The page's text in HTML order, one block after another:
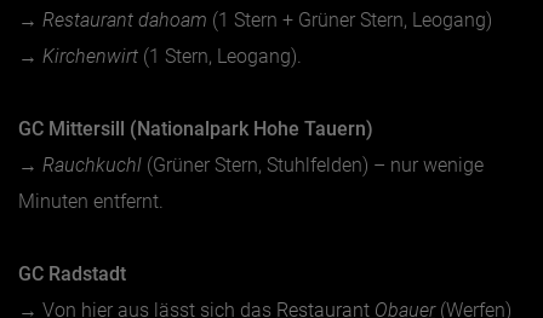
→ Restaurant dahoam (1 Stern + Grüner Stern, Leogang)
→ Kirchenwirt (1 Stern, Leogang).
GC Mittersill (Nationalpark Hohe Tauern)
→ Rauchkuchl (Grüner Stern, Stuhlfelden) – nur wenige
Minuten entfernt.
GC Radstadt
→ Von hier aus lässt sich das Restaurant Obauer(Werfen)